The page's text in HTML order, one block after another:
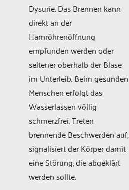
Dysurie. Das Brennen kann
direkt an der
Harnröhrenöffnung
empfunden werden oder
seltener oberhalb der Blase
im Unterleib. Beim gesunden
Menschen erfolgt das
Wasserlassen völlig
schmerzfrei. Treten
brennende Beschwerden auf,
signalisiert der Körper damit
eine Störung, die abgeklärt
werden sollte.